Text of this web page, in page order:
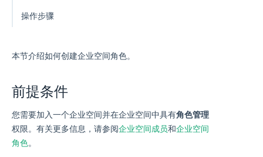
操作步骤
本节介绍如何创建企业空间角色。
前提条件
您需要加入一个企业空间并在企业空间中具有角色管理
权限。有关更多信息，请参阅企业空间成员和企业空间
角色。